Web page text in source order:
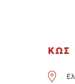
ΚΩΣ